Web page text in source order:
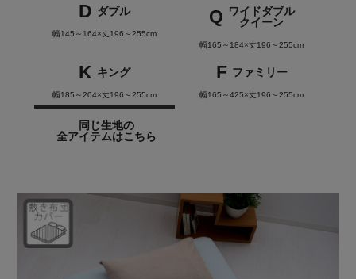
D ダブル
幅145～164×丈196～255cm
Q ワイドダブル
クイーン
幅165～184×丈196～255cm
K キング
幅185～204×丈196～255cm
F ファミリー
幅165～425×丈196～255cm
同じ生地の
全アイテムはこちら